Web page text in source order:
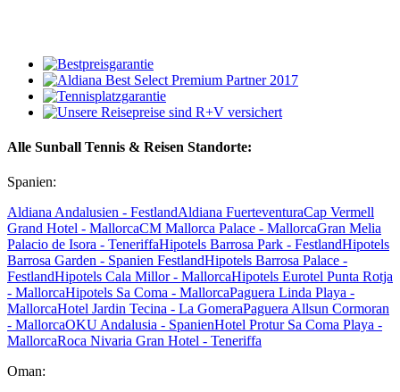
Alle Sunball Tennis & Reisen Standorte:
Spanien:
Aldiana Andalusien - FestlandAldiana FuerteventuraCap Vermell
Grand Hotel - MallorcaCM Mallorca Palace - MallorcaGran Melia
Palacio de Isora - TeneriffaHipotels Barrosa Park - FestlandHipotels
Barrosa Garden - Spanien FestlandHipotels Barrosa Palace -
FestlandHipotels Cala Millor - MallorcaHipotels Eurotel Punta Rotja
- MallorcaHipotels Sa Coma - MallorcaPaguera Linda Playa -
MallorcaHotel Jardin Tecina - La GomeraPaguera Allsun Cormoran
- MallorcaOKU Andalusia - SpanienHotel Protur Sa Coma Playa -
MallorcaRoca Nivaria Gran Hotel - Teneriffa
Oman: